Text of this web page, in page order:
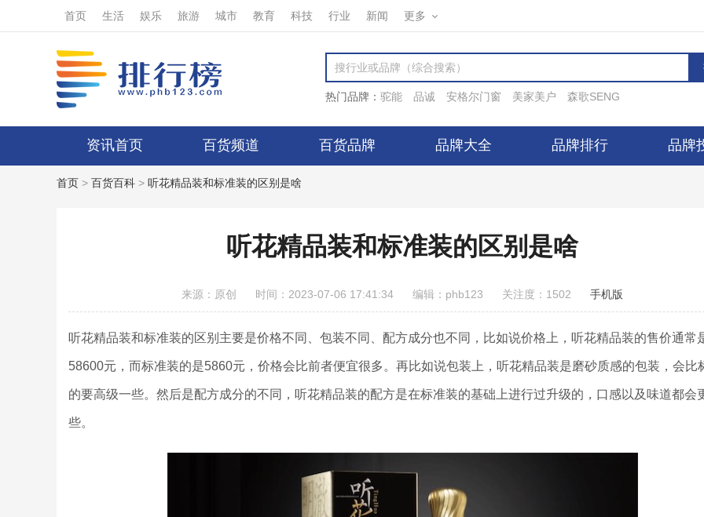
首页 生活 娱乐 旅游 城市 教育 科技 行业 新闻 更多
热门品牌： 驼能 品诚 安格尔门窗 美家美户 森歌SENG
资讯首页 百货频道 百货品牌 品牌大全 品牌排行 品牌
首页 > 百货百科 > 听花精品装和标准装的区别是啥
听花精品装和标准装的区别是啥
来源：原创 时间：2023-07-06 17:41:34 编辑：phb123 关注度：1502 手机版
听花精品装和标准装的区别主要是价格不同、包装不同、配方成分也不同，比如说价格上，听花精品装的售价通常
58600元，而标准装的是5860元，价格会比前者便宜很多。再比如说包装上，听花精品装是磨砂质感的包装，会比
的要高级一些。然后是配方成分的不同，听花精品装的配方是在标准装的基础上进行过升级的，口感以及味道都会
些。